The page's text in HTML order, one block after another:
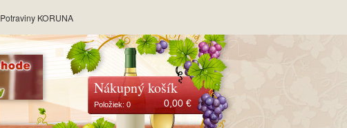
Potraviny KORUNA
Nákupný košík
Položiek: 0 0,00 €